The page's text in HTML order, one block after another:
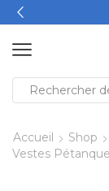
Accueil Shop
Vestes Pétanque